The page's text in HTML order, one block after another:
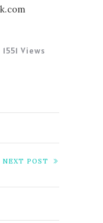
1551 Views
NEXT POST